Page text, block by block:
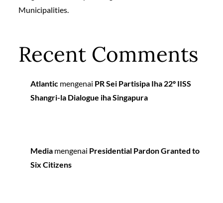
Municipalities.
Recent Comments
Atlantic mengenai PR Sei Partisipa Iha 22º IISS
Shangri-la Dialogue iha Singapura
Media mengenai Presidential Pardon Granted to
Six Citizens